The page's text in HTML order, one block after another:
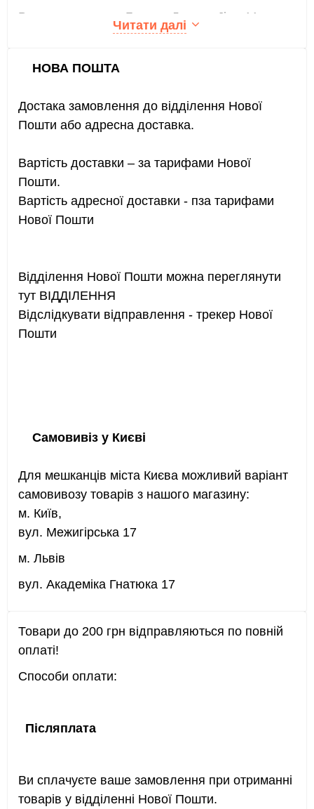
Ви можете купити Брелок Джинкс Jinx 44мм
v18 (24270) в інтернет-магазині ANIME :: K-
ціною 69 грн.
Брелок Джинкс Jinx 44мм v18 (24270), опис,
фото товару.
Читати далі
НОВА ПОШТА
Достака замовлення до відділення Нової
Пошти або адресна доставка.
Вартість доставки – за тарифами Нової
Пошти.
Вартість адресної доставки - пза тарифами
Нової Пошти
Відділення Нової Пошти можна переглянути
тут ВІДДІЛЕННЯ
Відслідкувати відправлення - трекер Нової
Пошти
Самовивіз у Києві
Для мешканців міста Києва можливий варіант
самовивозу товарів з нашого магазину:
м. Київ,
вул. Межигірська 17
м. Львів
вул. Академіка Гнатюка 17
Товари до 200 грн відправляються по повній
оплаті!
Способи оплати:
Післяплата
Ви сплачуєте ваше замовлення при отриманні
товарів у відділенні Нової Пошти.